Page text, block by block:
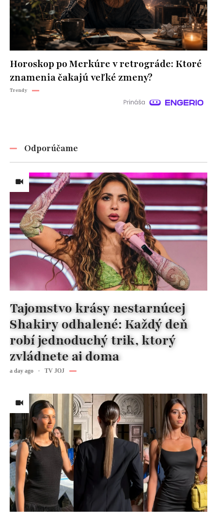
Horoskop po Merkúre v retrográde: Ktoré
znamenia čakajú veľké zmeny?
Trendy
Odporúčame
Tajomstvo krásy nestarnúcej
Shakiry odhalené: Každý deň
robí jednoduchý trik, ktorý
zvládnete aj doma
a day ago TV JOJ